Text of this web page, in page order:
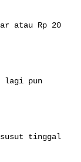
atau Rp 20
lagi pun
tinggal